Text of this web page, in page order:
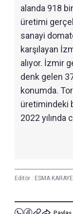
alanda 918
üretimi
sanayi
karşılayan
alıyor. İzmir
denk gelen
konumda.
üretimindeki
2022
Editör : ESMA